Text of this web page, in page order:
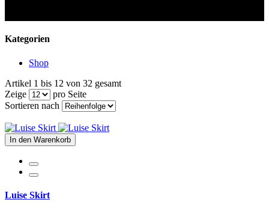
Kategorien
Shop
Artikel 1 bis 12 von 32 gesamt
Zeige
pro Seite
Sortieren nach
In den Warenkorb
Luise Skirt